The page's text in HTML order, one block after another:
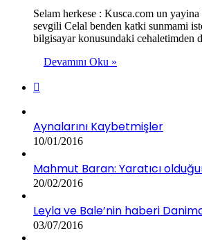
Selam herkese : Kusca.com un
sevgili Celal benden katki sunmami
bilgisayar konusundaki cehaletimden
Devamını Oku »
Aynalarını Kaybetmişler
10/01/2016
Mahmut Baran: Yaratıcı
20/02/2016
Leyla ve Bale’nin haberi
03/07/2016